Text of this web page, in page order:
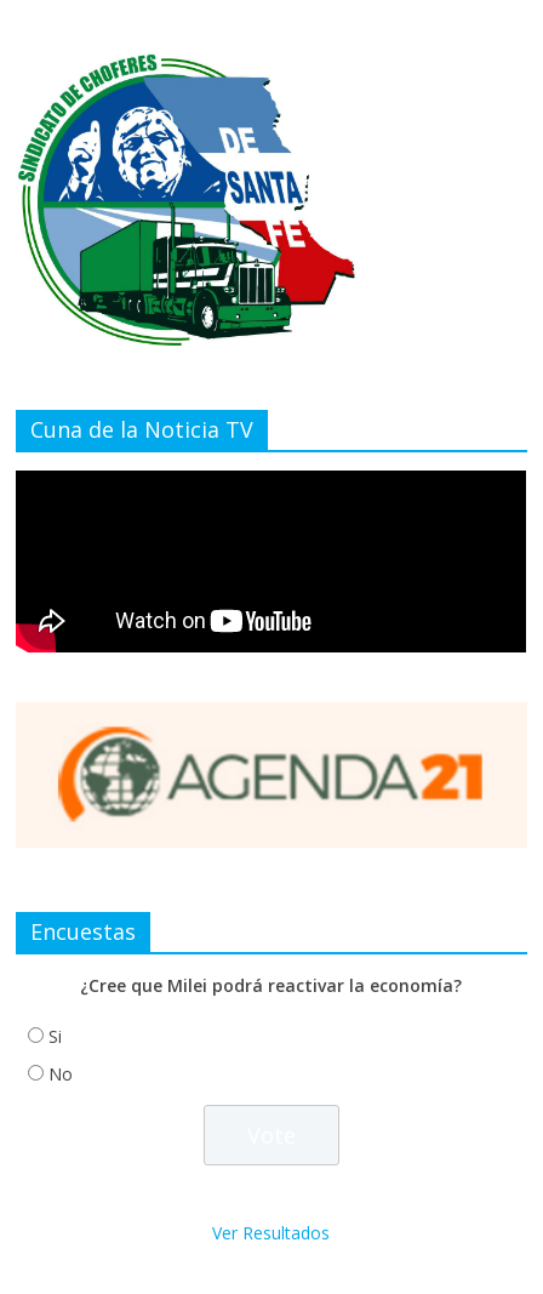
Cuna de la Noticia TV
Encuestas
¿Cree que Milei podrá reactivar la economía?
Si
No
Ver Resultados